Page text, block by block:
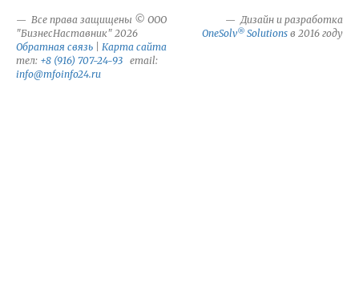
Все права защищены © ООО
"БизнесНаставник" 2026
Обратная связь
Карта сайта
тел: +8 (916) 707-24-93 email:
info@mfoinfo24.ru
Дизайн и разработка
OneSolv® Solutions в 2016 году